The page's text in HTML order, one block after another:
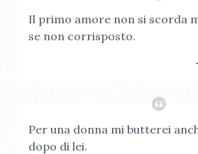
Il primo amore non si scorda
se non corrisposto.
Per una donna mi butterei
dopo di lei.